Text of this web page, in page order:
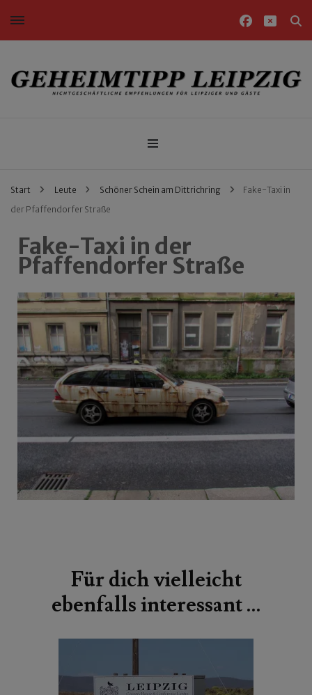
Nichtgeschäftliche Empfehlungen für Leipziger und Gäste
Start Leute Schöner Schein am Dittrichring
Fake-Taxi in
der Pfaffendorfer Straße
Fake-Taxi in der
Pfaffendorfer Straße
Für dich vielleicht
ebenfalls interessant …